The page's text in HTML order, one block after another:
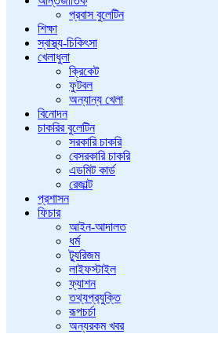
প্রবাস বুলেটিন
শিক্ষা
স্বাস্থ্য-চিকিৎসা
খেলাধুলা
ক্রিকেট
ফুটবল
অন্যান্য খেলা
বিনোদন
চাকরির বুলেটিন
সরকারি চাকরি
বেসরকারি চাকরি
এডমিট কার্ড
রেজাল্ট
প্রশাসন
ফিচার
আইন-আদালত
ধর্ম
ট্যুরিজম
লাইফস্টাইল
ফ্যাশন
তথ্যপ্রযুক্তি
রূপচর্চা
অন্যরকম খবর